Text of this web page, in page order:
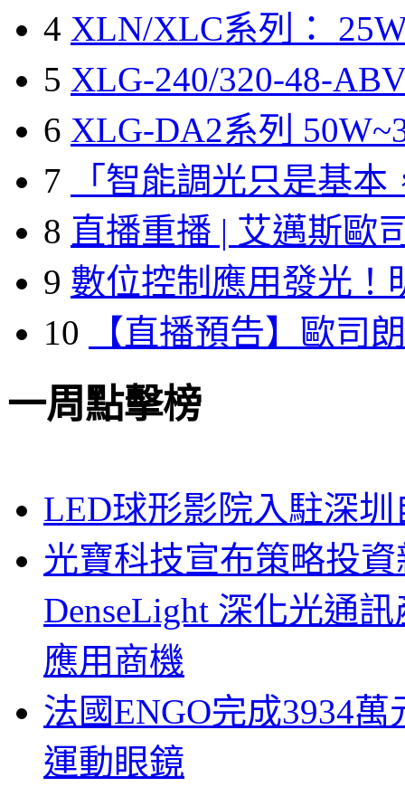
4 XLN/XLC系列：
5 XLG-240/320-48-
6 XLG-DA2系列
7
「智能調光只是基本
8 直播重播 | 艾邁斯歐
9 數位控制應用發光！
10
【直播預告】歐司
一周點擊榜
LED球形影院入駐深
光寶科技宣布策略投
DenseLight 深化光通
應用商機
法國ENGO完成3934
運動眼鏡